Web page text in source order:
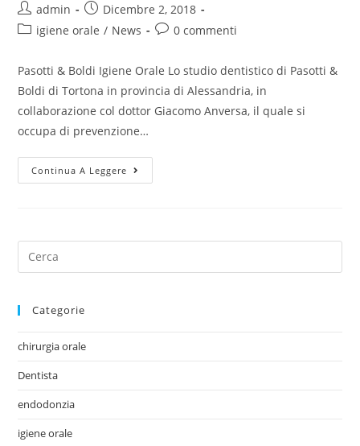
admin
Dicembre 2, 2018
igiene orale / News 0 commenti
Pasotti & Boldi Igiene Orale Lo studio dentistico di Pasotti &
Boldi di Tortona in provincia di Alessandria, in
collaborazione col dottor Giacomo Anversa, il quale si
occupa di prevenzione…
Continua A Leggere
Categorie
chirurgia orale
Dentista
endodonzia
igiene orale